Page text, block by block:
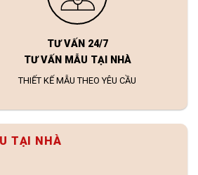
TƯ VẤN 24/7
TƯ VẤN MẪU TẠI NHÀ
THIẾT KẾ MẪU THEO YÊU CẦU
TẠI NHÀ